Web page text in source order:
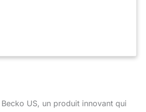
US, un produit innovant qui